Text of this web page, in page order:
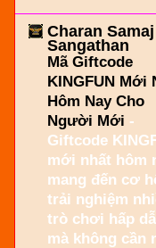
Charan Samaj
Sangathan
Mã Giftcode
KINGFUN Mới
Hôm Nay Cho
Người Mới -
Giftcode
mới nhất hôm
mang đến cơ
trải nghiệm
trò chơi hấp
mà không cần